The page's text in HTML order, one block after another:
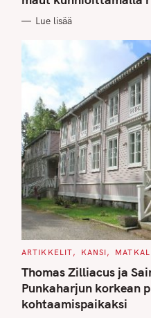
O
I
Lue lisää
C
T
E
G
O
R
I
ARTIKKELIT KANSI
Thomas Zilliacus ja
Punkaharjun korkean
kohtaamispaikaksi